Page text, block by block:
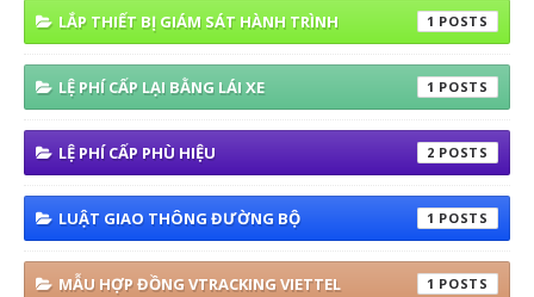
LẮP THIẾT BỊ GIÁM SÁT HÀNH TRÌNH 1
LỆ PHÍ CẤP LẠI BẰNG LÁI XE 1
LỆ PHÍ CẤP PHÙ HIỆU 2
LUẬT GIAO THÔNG ĐƯỜNG BỘ 1
MẪU HỢP ĐỒNG VTRACKING VIETTEL 1